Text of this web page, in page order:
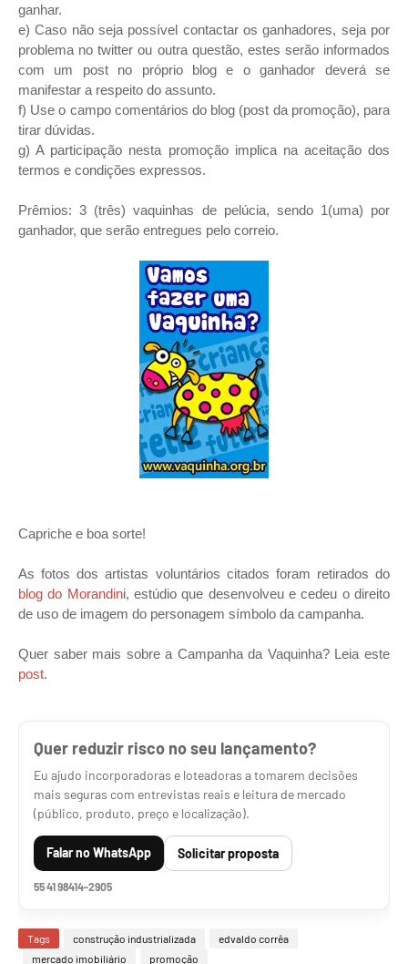
ganhar.
e) Caso não seja possível contactar os ganhadores, seja por
problema no twitter ou outra questão, estes serão informados
com um post no próprio blog e o ganhador deverá se
manifestar a respeito do assunto.
f) Use o campo comentários do blog (post da promoção), para
tirar dúvidas.
g) A participação nesta promoção implica na aceitação dos
termos e condições expressos.
Prêmios: 3 (três) vaquinhas de pelúcia, sendo 1(uma) por
ganhador, que serão entregues pelo correio.
Capriche e boa sorte!
As fotos dos artistas voluntários citados foram retirados do
blog do Morandini, estúdio que desenvolveu e cedeu o direito
de uso de imagem do personagem símbolo da campanha.
Quer saber mais sobre a Campanha da Vaquinha? Leia este
post.
Quer reduzir risco no seu lançamento?
Eu ajudo incorporadoras e loteadoras a tomarem decisões
mais seguras com entrevistas reais e leitura de mercado
(público, produto, preço e localização).
Falar no WhatsApp Solicitar proposta
55 41 98414-2905
Tags construção industrializada
edvaldo corrêa
mercado imobiliário
promoção